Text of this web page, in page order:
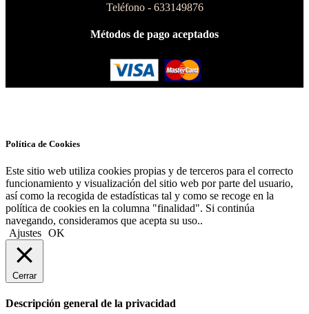
Teléfono - 633149876
Métodos de pago aceptados
Política de Cookies
Este sitio web utiliza cookies propias y de terceros para el correcto
funcionamiento y visualización del sitio web por parte del usuario,
así como la recogida de estadísticas tal y como se recoge en la
política de cookies en la columna "finalidad". Si continúa
navegando, consideramos que acepta su uso..
Ajustes OK
Cerrar
Descripción general de la privacidad